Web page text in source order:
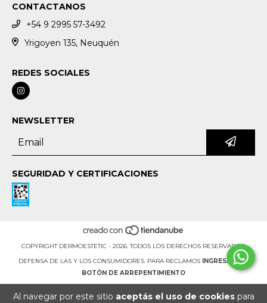
Al navegar por este sitio aceptás el uso de cookiespara
CONTACTANOS
+54 9 2995 57-3492
Yrigoyen 135, Neuquén
REDES SOCIALES
NEWSLETTER
SEGURIDAD Y CERTIFICACIONES
COPYRIGHT DERMOESTETIC - 2026. TODOS LOS DERECHOS RESERVADOS.
DEFENSA DE LAS Y LOS CONSUMIDORES. PARA RECLAMOS INGRESÁ ACÁ.
BOTÓN DE ARREPENTIMIENTO